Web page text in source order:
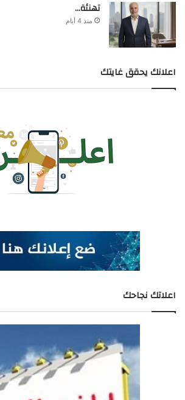
تهنئة…
منذ 4 أيام
اعلانك يحقق غايتك
اعلاتك نجاحك